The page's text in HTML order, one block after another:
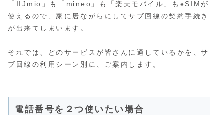
「IIJmio」も「mineo」も「楽天モバイル」もeSIMが
使えるので、家に居ながらにしてサブ回線の契約手続き
が出来てしまいます。
それでは、どのサービスが皆さんに適しているかを、サ
ブ回線の利用シーン別に、ご案内します。
電話番号を２つ使いたい場合